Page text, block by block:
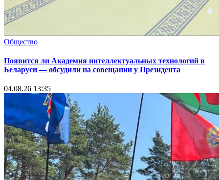
Общество
Появится ли Академия интеллектуальных технологий в
Беларуси — обсудили на совещании у Президента
04.08.26 13:35